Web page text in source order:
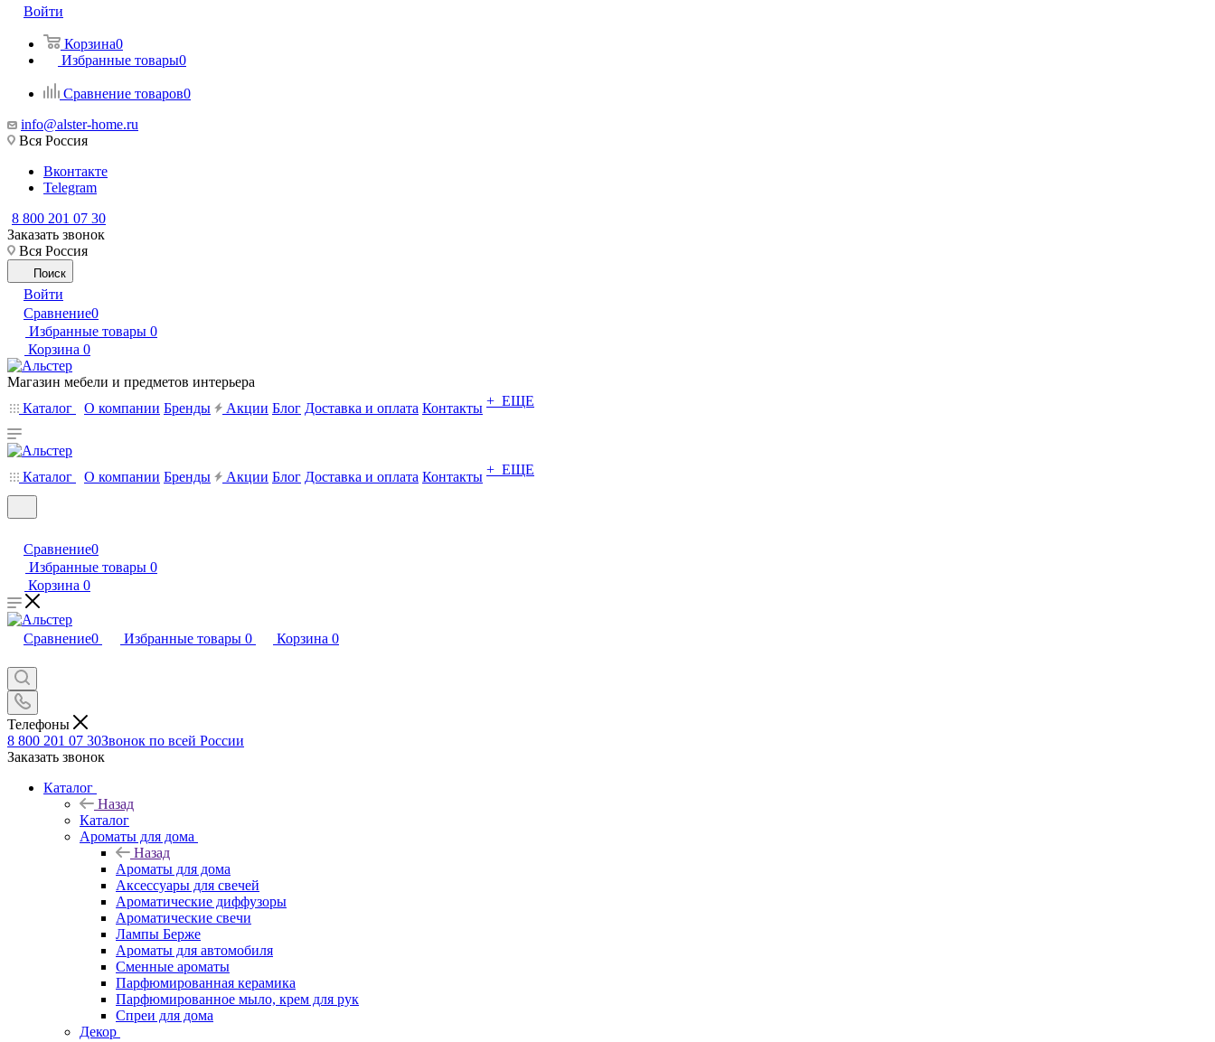
Войти
Корзина0
Избранные товары0
Сравнение товаров0
info@alster-home.ru
Вся Россия
Вконтакте
Telegram
8 800 201 07 30
Заказать звонок
Вся Россия
Поиск
Войти
Сравнение0
Избранные товары 0
Корзина 0
Магазин мебели и предметов интерьера
Каталог
О компании Бренды Акции Блог Доставка и оплата Контакты + ЕЩЕ
Каталог О компании Бренды Акции Блог Доставка и оплата Контакты + ЕЩЕ
Сравнение0
Избранные товары 0
Корзина 0
Сравнение0 Избранные товары 0 Корзина 0
Телефоны
8 800 201 07 30Звонок по всей России
Заказать звонок
Каталог
Назад
Каталог
Ароматы для дома
Назад
Ароматы для дома
Аксессуары для свечей
Ароматические диффузоры
Ароматические свечи
Лампы Берже
Ароматы для автомобиля
Сменные ароматы
Парфюмированная керамика
Парфюмированное мыло, крем для рук
Спреи для дома
Декор